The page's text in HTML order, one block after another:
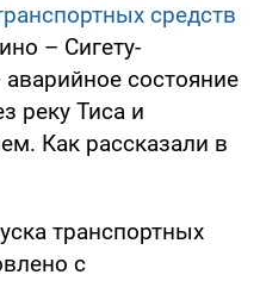
средств
– Сигету-
состояние
реку Тиса и
Как рассказали в
транспортных
с